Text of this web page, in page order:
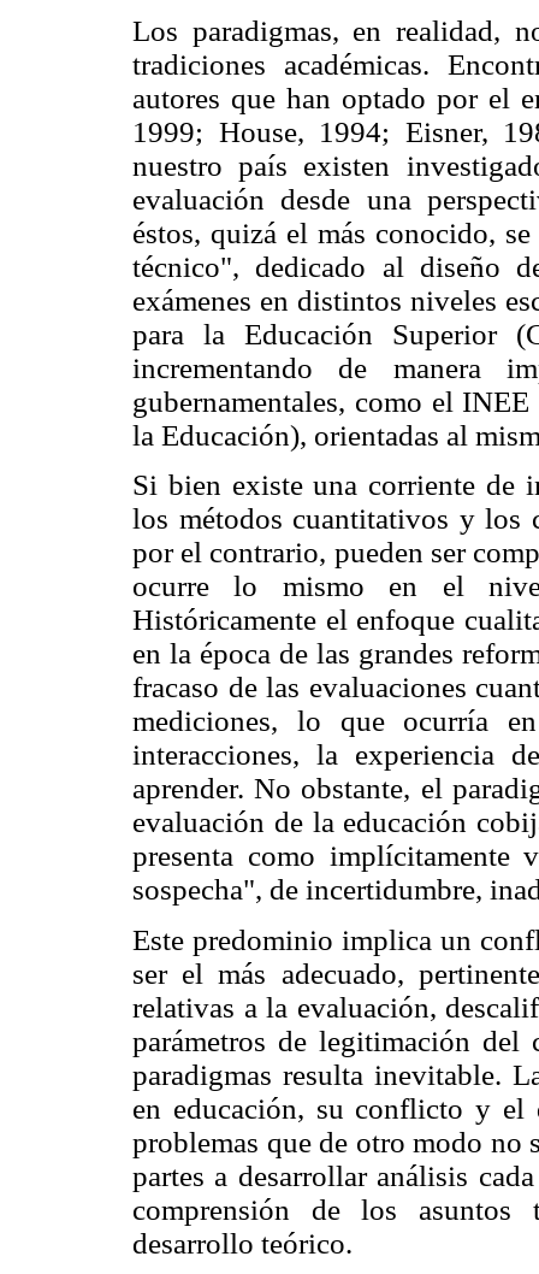
Los paradigmas, en realidad,
tradiciones académicas.
autores que han optado por el
1999; House, 1994; Eisner,
nuestro país existen
evaluación desde una
éstos, quizá el más conocido,
técnico", dedicado al diseño
exámenes en distintos niveles
para la Educación Superior
incrementando de manera
gubernamentales, como el
la Educación), orientadas al
Si bien existe una corriente de
los métodos cuantitativos y los
por el contrario, pueden ser
ocurre lo mismo en el
Históricamente el enfoque
en la época de las grandes
fracaso de las evaluaciones
mediciones, lo que ocurría
interacciones, la experiencia
aprender. No obstante, el
evaluación de la educación
presenta como
sospecha", de incertidumbre,
Este predominio implica un
ser el más adecuado,
relativas a la evaluación,
parámetros de legitimación del
paradigmas resulta inevitable.
en educación, su conflicto y el
problemas que de otro modo no
partes a desarrollar análisis
comprensión de los
desarrollo teórico.